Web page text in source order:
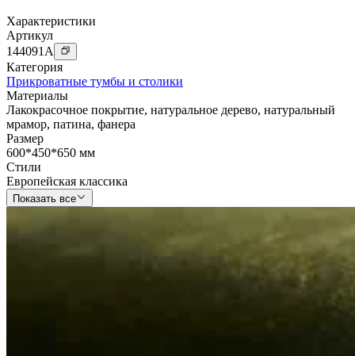
Характеристики
Артикул
144091 A
Категория
Прикроватные тумбы и столики
Материалы
Лакокрасочное покрытие, натуральное дерево, натуральный
мрамор, патина, фанера
Размер
600*450*650 мм
Стили
Европейская классика
Показать все